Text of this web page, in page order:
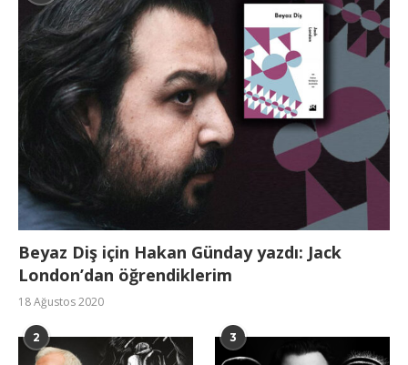
Beyaz Diş için Hakan Günday yazdı: Jack
London’dan öğrendiklerim
18 Ağustos 2020
2 3